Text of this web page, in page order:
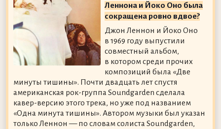
Леннона и Йоко Оно была
сокращена ровно вдвое?
Джон Леннон и Йоко Оно
в 1969 году выпустили
совместный альбом,
в котором среди прочих
композиций была «Две
минуты тишины». Почти двадцать лет спустя
американская рок-группа Soundgarden сделала
кавер-версию этого трека, но уже под названием
«Одна минута тишины». Автором музыки был указан
только Леннон — по словам солиста Soundgarden,